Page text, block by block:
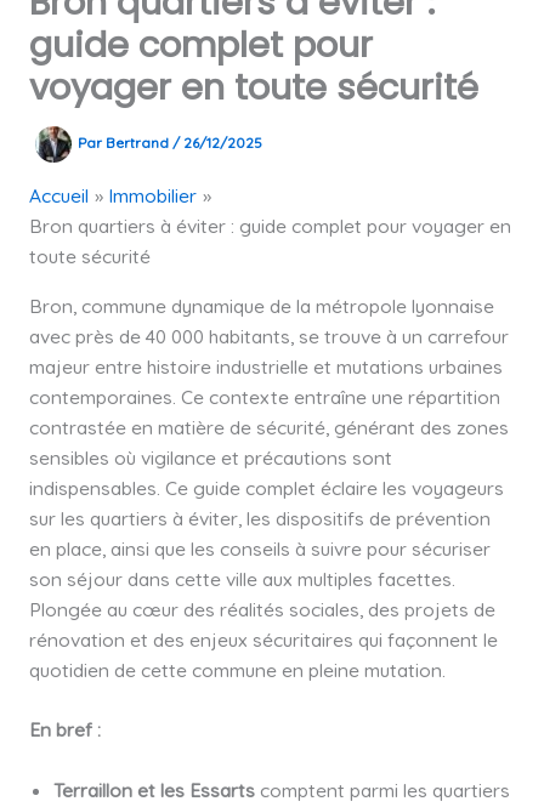
guide complet pour
voyager en toute sécurité
Par Bertrand / 26/12/2025
Accueil
Immobilier
Bron quartiers à éviter : guide complet pour voyager en
toute sécurité
Bron, commune dynamique de la métropole lyonnaise
avec près de 40 000 habitants, se trouve à un carrefour
majeur entre histoire industrielle et mutations urbaines
contemporaines. Ce contexte entraîne une répartition
contrastée en matière de sécurité, générant des zones
sensibles où vigilance et précautions sont
indispensables. Ce guide complet éclaire les voyageurs
sur les quartiers à éviter, les dispositifs de prévention
en place, ainsi que les conseils à suivre pour sécuriser
son séjour dans cette ville aux multiples facettes.
Plongée au cœur des réalités sociales, des projets de
rénovation et des enjeux sécuritaires qui façonnent le
quotidien de cette commune en pleine mutation.
En bref :
Terraillon et les Essartscomptent parmi les quartiers